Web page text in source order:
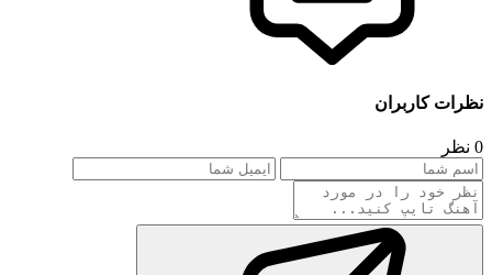
نظرات کاربران
0 نظر